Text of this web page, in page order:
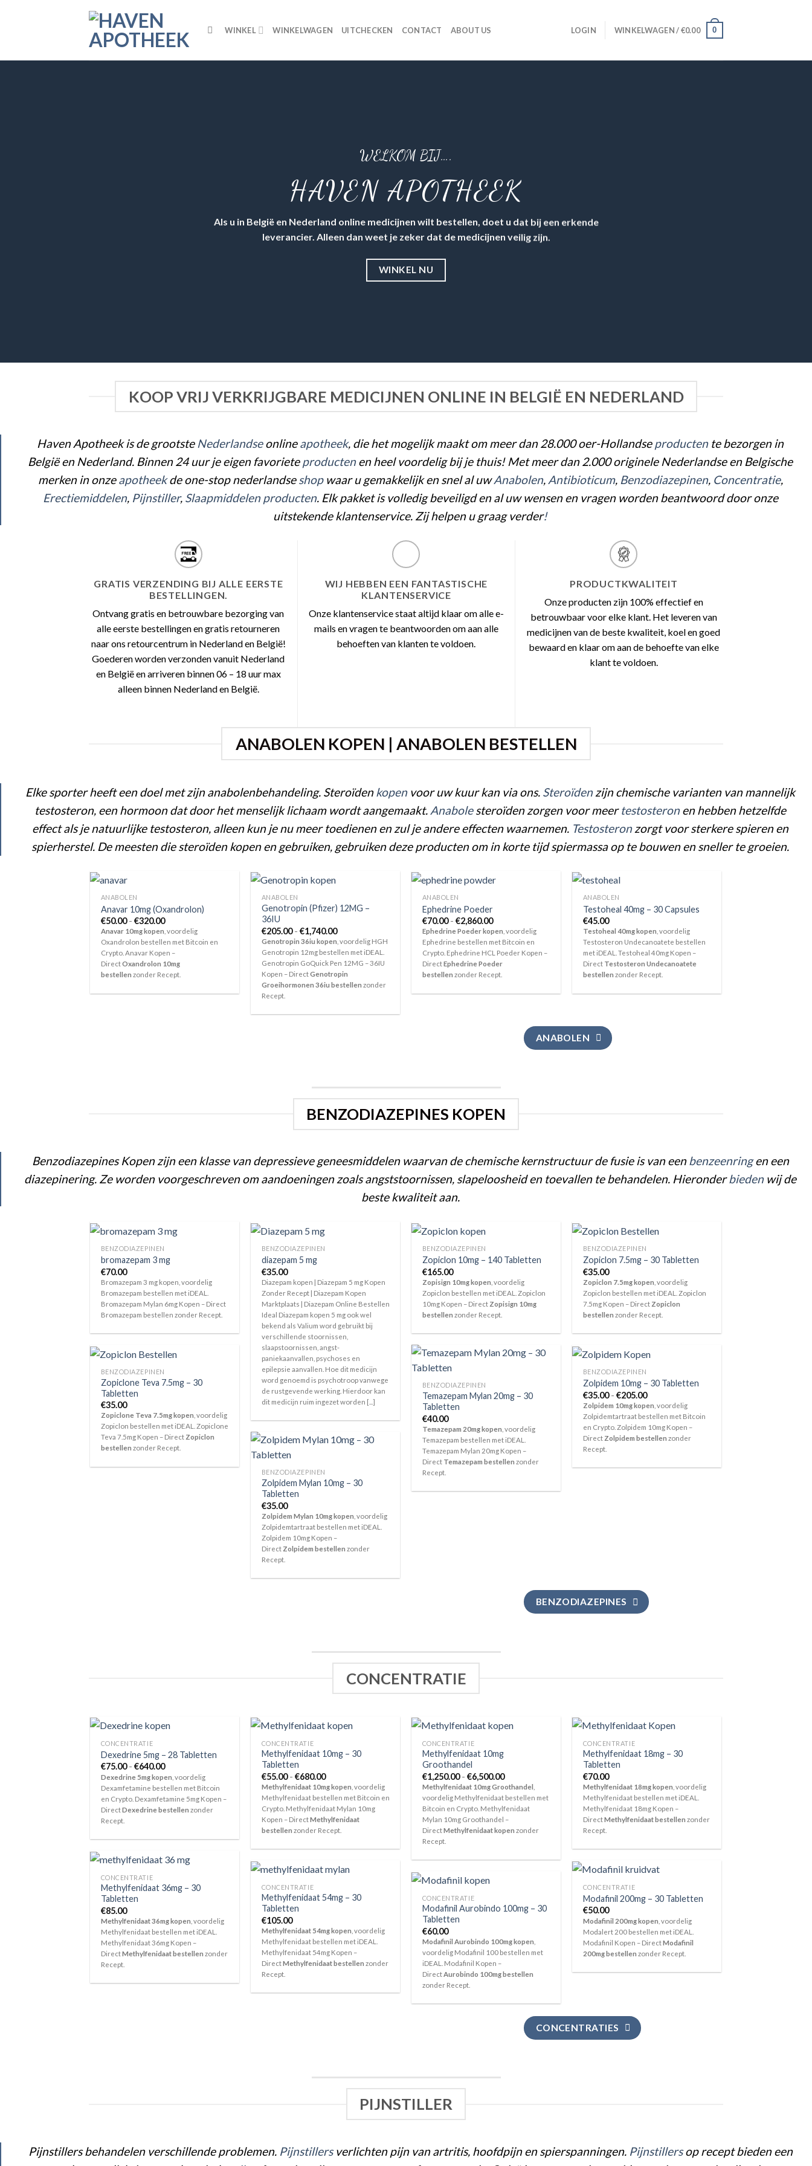
WINKEL WINKELWAGEN UITCHECKEN CONTACT ABOUT US LOGIN WINKELWAGEN /€0.00 0
WELKOM BIJ….
HAVEN APOTHEEK
Als u in België en Nederland online medicijnen wilt bestellen, doet u dat bij een erkende
leverancier. Alleen dan weet je zeker dat de medicijnen veilig zijn.
WINKEL NU
KOOP VRIJ VERKRIJGBARE MEDICIJNEN ONLINE IN BELGIË EN NEDERLAND
Haven Apotheek is de grootste Nederlandseonlineapotheek, die het mogelijk maakt om meer dan 28.000 oer-Hollandseproductente bezorgen in
België en Nederland. Binnen 24 uur je eigen favorieteproductenen heel voordelig bij je thuis! Met meer dan 2.000 originele Nederlandse en Belgische
merken in onzeapotheekde one-stop nederlandseshopwaar u gemakkelijk en snel al uwAnabolen, Antibioticum, Benzodiazepinen, Concentratie,
Erectiemiddelen, Pijnstiller, Slaapmiddelen producten. Elk pakket is volledig beveiligd en al uw wensen en vragen worden beantwoord door onze
uitstekende klantenservice. Zij helpen u graag verder!
GRATIS VERZENDING BIJ ALLE EERSTE
BESTELLINGEN.
Ontvang gratis en betrouwbare bezorging van
alle eerste bestellingen en gratis retourneren
naar ons retourcentrum in Nederland en België!
Goederen worden verzonden vanuit Nederland
en België en arriveren binnen 06 – 18 uur max
alleen binnen Nederland en België.
WIJ HEBBEN EEN FANTASTISCHE
KLANTENSERVICE
Onze klantenservice staat altijd klaar om alle e-
mails en vragen te beantwoorden om aan alle
behoeften van klanten te voldoen.
PRODUCTKWALITEIT
Onze producten zijn 100% effectief en
betrouwbaar voor elke klant. Het leveren van
medicijnen van de beste kwaliteit, koel en goed
bewaard en klaar om aan de behoefte van elke
klant te voldoen.
ANABOLEN KOPEN | ANABOLEN BESTELLEN
Elke sporter heeft een doel met zijn anabolenbehandeling. Steroïdenkopenvoor uw kuur kan via ons. Steroïdenzijn chemische varianten van mannelijk
testosteron, een hormoon dat door het menselijk lichaam wordt aangemaakt. Anabolesteroïden zorgen voor meertestosteronen hebben hetzelfde
effect als je natuurlijke testosteron, alleen kun je nu meer toedienen en zul je andere effecten waarnemen. Testosteronzorgt voor sterkere spieren en
spierherstel. De meesten die steroïden kopen en gebruiken, gebruiken deze producten om in korte tijd spiermassa op te bouwen en sneller te groeien.
ANABOLEN
Anavar 10mg (Oxandrolon)
€50.00 - €320.00Prijsklasse:
€50.00
tot
€320.00
Anavar 10mg kopen , voordelig
Oxandrolon bestellen met Bitcoin en
Crypto. Anavar Kopen –
DirectOxandrolon 10mg
bestellen zonder Recept.
ANABOLEN
Genotropin (Pfizer) 12MG –
36IU
€205.00 - €1,740.00Prijsklasse:
€205.00
tot
€1,740.00
Genotropin 36iu kopen , voordelig HGH
Genotropin 12mg bestellen met iDEAL.
Genotropin GoQuick Pen 12MG – 36IU
Kopen – DirectGenotropin
Groeihormonen 36iu bestellen zonder
Recept.
ANABOLEN
Ephedrine Poeder
€70.00 - €2,860.00Prijsklasse:
€70.00
tot
€2,860.00
Ephedrine Poeder kopen , voordelig
Ephedrine bestellen met Bitcoin en
Crypto. Ephedrine HCL Poeder Kopen –
DirectEphedrine Poeder
bestellen zonder Recept.
ANABOLEN
Testoheal 40mg – 30 Capsules
€45.00
Testoheal 40mg kopen , voordelig
Testosteron Undecanoatete bestellen
met iDEAL. Testoheal 40mg Kopen –
Direct Testosteron Undecanoatete
bestellen zonder Recept.
ANABOLEN
BENZODIAZEPINES KOPEN
Benzodiazepines Kopen zijn een klasse van depressieve geneesmiddelen waarvan de chemische kernstructuur de fusie is van eenbenzeenringen een
diazepinering. Ze worden voorgeschreven om aandoeningen zoals angststoornissen, slapeloosheid en toevallen te behandelen. Hieronderbiedenwij de
beste kwaliteit aan.
BENZODIAZEPINEN
bromazepam 3 mg
€70.00
Bromazepam 3 mg kopen, voordelig
Bromazepam bestellen met iDEAL.
Bromazepam Mylan 6mg Kopen – Direct
Bromazepam bestellen zonder Recept.
BENZODIAZEPINEN
diazepam 5 mg
€35.00
Diazepam kopen | Diazepam 5 mg Kopen
Zonder Recept | Diazepam Kopen
Marktplaats | Diazepam Online Bestellen
Ideal Diazepam kopen 5 mg ook wel
bekend als Valium word gebruikt bij
verschillende stoornissen,
slaapstoornissen, angst-
paniekaanvallen, psychoses en
epilepsie aanvallen. Hoe dit medicijn
word genoemd is psychotroop vanwege
de rustgevende werking. Hierdoor kan
dit medicijn ruim ingezet worden [...]
BENZODIAZEPINEN
Zopiclon 10mg – 140 Tabletten
€165.00
Zopisign 10mg kopen , voordelig
Zopiclon bestellen met iDEAL. Zopiclon
10mg Kopen – Direct Zopisign 10mg
bestellen zonder Recept.
BENZODIAZEPINEN
Zopiclon 7.5mg – 30 Tabletten
€35.00
Zopiclon 7.5mg kopen , voordelig
Zopiclon bestellen met iDEAL. Zopiclon
7.5mg Kopen – Direct Zopiclon
bestellen zonder Recept.
BENZODIAZEPINEN
Zopiclone Teva 7.5mg – 30
Tabletten
€35.00
Zopiclone Teva 7.5mg kopen , voordelig
Zopiclon bestellen met iDEAL. Zopiclone
Teva 7.5mg Kopen – Direct Zopiclon
bestellen zonder Recept.
BENZODIAZEPINEN
Temazepam Mylan 20mg – 30
Tabletten
€40.00
Temazepam 20mg kopen , voordelig
Temazepam bestellen met iDEAL.
Temazepam Mylan 20mg Kopen –
Direct Temazepam bestellen zonder
Recept.
BENZODIAZEPINEN
Zolpidem 10mg – 30 Tabletten
€35.00 - €205.00Prijsklasse:
€35.00
tot
€205.00
Zolpidem 10mg kopen , voordelig
Zolpidemtartraat bestellen met Bitcoin
en Crypto. Zolpidem 10mg Kopen –
Direct Zolpidem bestellen zonder
Recept.
BENZODIAZEPINEN
Zolpidem Mylan 10mg – 30
Tabletten
€35.00
Zolpidem Mylan 10mg kopen , voordelig
Zolpidemtartraat bestellen met iDEAL.
Zolpidem 10mg Kopen –
Direct Zolpidem bestellen zonder
Recept.
BENZODIAZEPINES
CONCENTRATIE
CONCENTRATIE
Dexedrine 5mg – 28 Tabletten
€75.00 - €640.00Prijsklasse:
€75.00
tot
€640.00
Dexedrine 5mg kopen , voordelig
Dexamfetamine bestellen met Bitcoin
en Crypto. Dexamfetamine 5mg Kopen –
DirectDexedrine bestellen zonder
Recept.
CONCENTRATIE
Methylfenidaat 10mg – 30
Tabletten
€55.00 - €680.00Prijsklasse:
€55.00
tot
€680.00
Methylfenidaat 10mg kopen , voordelig
Methylfenidaat bestellen met Bitcoin en
Crypto. Methylfenidaat Mylan 10mg
Kopen – DirectMethylfenidaat
bestellen zonder Recept.
CONCENTRATIE
Methylfenidaat 10mg
Groothandel
€1,250.00 - €6,500.00Prijsklasse:
€1,250.00
tot
€6,500.00
Methylfenidaat 10mg Groothandel
voordelig Methylfenidaat bestellen met
Bitcoin en Crypto. Methylfenidaat
Mylan 10mg Groothandel –
DirectMethylfenidaat kopen zonder
Recept.
CONCENTRATIE
Methylfenidaat 18mg – 30
Tabletten
€70.00
Methylfenidaat 18mg kopen , voordelig
Methylfenidaat bestellen met iDEAL.
Methylfenidaat 18mg Kopen –
DirectMethylfenidaat bestellen zonder
Recept.
CONCENTRATIE
Methylfenidaat 36mg – 30
Tabletten
€85.00
Methylfenidaat 36mg kopen , voordelig
Methylfenidaat bestellen met iDEAL.
Methylfenidaat 36mg Kopen –
DirectMethylfenidaat bestellen zonder
Recept.
CONCENTRATIE
Methylfenidaat 54mg – 30
Tabletten
€105.00
Methylfenidaat 54mg kopen , voordelig
Methylfenidaat bestellen met iDEAL.
Methylfenidaat 54mg Kopen –
DirectMethylfenidaat bestellen zonder
Recept.
CONCENTRATIE
Modafinil 200mg – 30 Tabletten
€50.00
Modafinil 200mg kopen , voordelig
Modalert 200 bestellen met iDEAL.
Modafinil Kopen – DirectModafinil
200mg bestellen zonder Recept.
CONCENTRATIE
Modafinil Aurobindo 100mg – 30
Tabletten
€60.00
Modafinil Aurobindo 100mg kopen
voordelig Modafinil 100 bestellen met
iDEAL. Modafinil Kopen –
DirectAurobindo 100mg bestellen
zonder Recept.
CONCENTRATIES
PIJNSTILLER
Pijnstillers behandelen verschillende problemen. Pijnstillersverlichten pijn van artritis, hoofdpijn en spierspanningen. Pijnstillersop recept bieden een